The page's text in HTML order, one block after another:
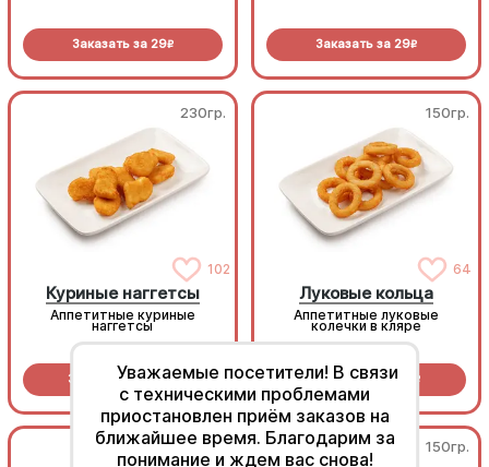
Заказать за 29R Заказать за 29R
230гр.
102
Куриные наггетсы
Аппетитные куриные
наггетсы
Заказать за369 R
150гр.
64
Луковые кольца
Аппетитные луковые
колечки в кляре
Заказать за289 R
150гр. 150гр.
Уважаемые посетители! В связи
с техническими проблемами
приостановлен приём заказов на
ближайшее время. Благодарим за
понимание и ждем вас снова!